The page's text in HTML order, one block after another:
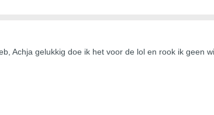
Achja gelukkig doe ik het voor de lol en rook ik geen